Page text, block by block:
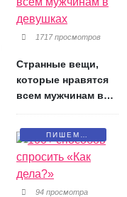
1717 просмотров
Странные вещи,
которые нравятся
всем мужчинам в
ПИШЕМ
ПИСЬМА
94 просмотра